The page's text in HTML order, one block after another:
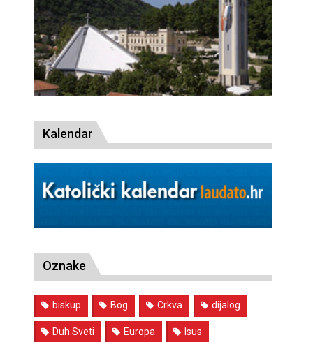
Kalendar
Oznake
biskup Bog Crkva dijalog
Duh Sveti Europa Isus